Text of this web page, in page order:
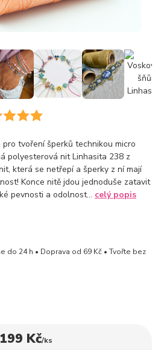
tvoření šperků technikou micro
polyesterová nit Linhasita 238 z
která se netřepí a šperky z ní mají
Konce nitě jdou jednoduše zatavit
pevnosti a odolnost... celý popis
do 24 h • Doprava od 69 Kč • Tvořte bez
199 Kč/ks